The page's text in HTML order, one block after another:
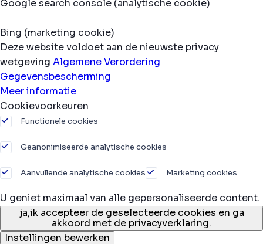
Google search console (analytische cookie)
Bing (marketing cookie)
Deze website voldoet aan de nieuwste privacy
wetgeving Algemene Verordering
Gegevensbescherming
Meer informatie
Cookievoorkeuren
Functionele cookies
Geanonimiseerde analytische cookies
Aanvullende analytische cookies Marketing cookies
U geniet maximaal van alle gepersonaliseerde content.
ja,ik accepteer de geselecteerde cookies en ga
akkoord met de privacyverklaring.
Instellingen bewerken